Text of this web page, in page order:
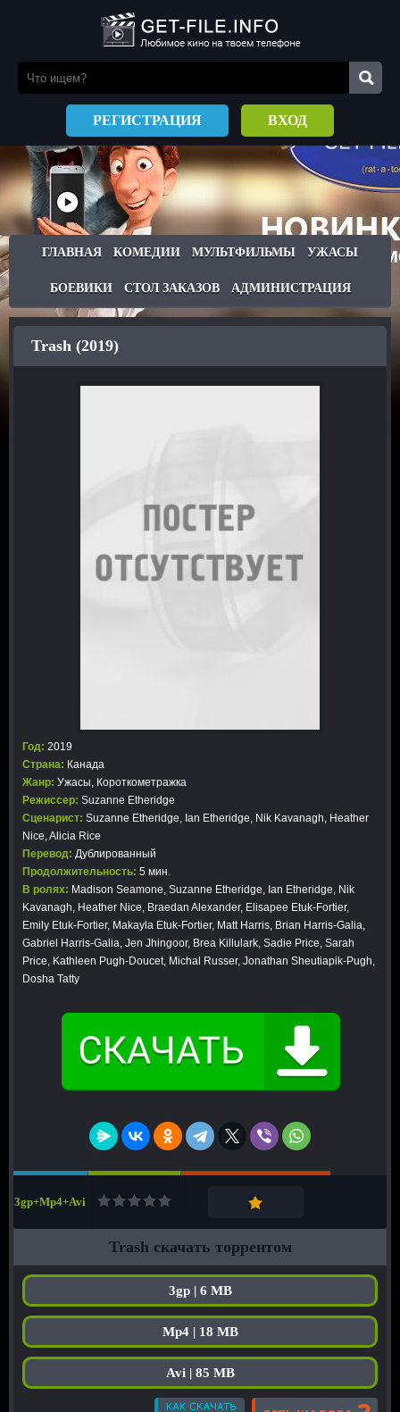
РЕГИСТРАЦИЯ ВХОД
ГЛАВНАЯ КОМЕДИИ МУЛЬТФИЛЬМЫ УЖАСЫ
БОЕВИКИ СТОЛ ЗАКАЗОВ АДМИНИСТРАЦИЯ
Trash (2019)
Год: 2019
Страна: Канада
Жанр: Ужасы, Короткометражка
Режиссер: Suzanne Etheridge
Сценарист: Suzanne Etheridge, Ian Etheridge, Nik Kavanagh, Heather
Nice, Alicia Rice
Перевод: Дублированный
Продолжительность: 5 мин.
В ролях: Madison Seamone, Suzanne Etheridge, Ian Etheridge, Nik
Kavanagh, Heather Nice, Braedan Alexander, Elisapee Etuk-Fortier,
Emily Etuk-Fortier, Makayla Etuk-Fortier, Matt Harris, Brian Harris-Galia,
Gabriel Harris-Galia, Jen Jhingoor, Brea Killulark, Sadie Price, Sarah
Price, Kathleen Pugh-Doucet, Michal Russer, Jonathan Sheutiapik-Pugh,
Dosha Tatty
3gp+Mp4+Avi
Trash скачать торрентом
3gp | 6 MB
Mp4 | 18 MB
Avi | 85 MB